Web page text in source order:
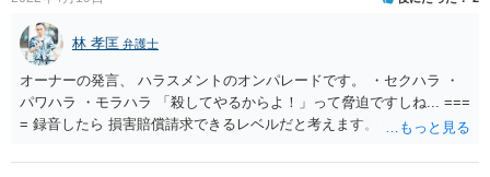
林 孝匡 弁護士
オーナーの発言、 ハラスメントのオンパレードです。 ・セクハラ ・
パワハラ ・モラハラ 「殺してやるからよ！」って脅迫ですしね... ===
= 録音したら 損害賠償請求できるレベルだと考えます。 ━━━━━━
え方 ・パワハラ裁判例については、 私がブログを書いています。 プ